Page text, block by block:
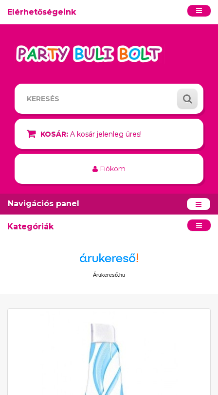
Elérhetőségeink
KOSÁR: A kosár jelenleg üres!
Fiókom
Navigációs panel
Kategóriák
Árukereső.hu